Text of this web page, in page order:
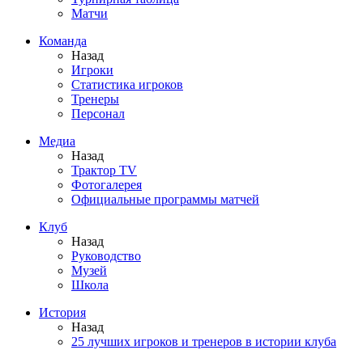
Матчи
Команда
Назад
Игроки
Статистика игроков
Тренеры
Персонал
Медиа
Назад
Трактор TV
Фотогалерея
Официальные программы матчей
Клуб
Назад
Руководство
Музей
Школа
История
Назад
25 лучших игроков и тренеров в истории клуба